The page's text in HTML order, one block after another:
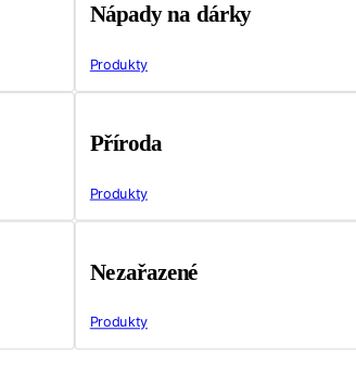
Nápady na dárky
Produkty
Příroda
Produkty
Nezařazené
Produkty